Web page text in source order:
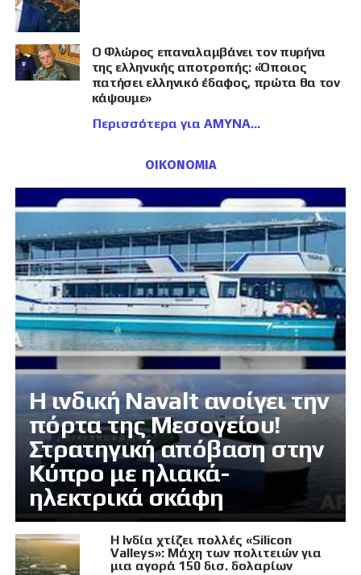
Ο Φλώρος επαναλαμβάνει τον πυρήνα
της ελληνικής αποτροπής: «Όποιος
πατήσει ελληνικό έδαφος, πρώτα θα τον
κάψουμε»
Περισσότερα για ΑΜΥΝΑ
ΟΙΚΟΝΟΜΙΑ
Η ινδική Navalt ανοίγει την
πόρτα της Μεσογείου!
Στρατηγική απόβαση στην
Κύπρο με ηλιακά-
ηλεκτρικά σκάφη
Η Ινδία χτίζει πολλές «Silicon
Valleys»: Μάχη των πολιτειών για
μια αγορά 150 δισ. δολαρίων